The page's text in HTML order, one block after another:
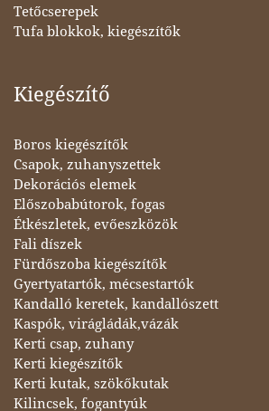
Tetőcserepek
Tufa blokkok, kiegészítők
Kiegészítő
Boros kiegészítők
Csapok, zuhanyszettek
Dekorációs elemek
Előszobabútorok, fogas
Étkészletek, evőeszközök
Fali díszek
Fürdőszoba kiegészítők
Gyertyatartók, mécsestartók
Kandalló keretek, kandallószett
Kaspók, virágládák,vázák
Kerti csap, zuhany
Kerti kiegészítők
Kerti kutak, szökőkutak
Kilincsek, fogantyúk